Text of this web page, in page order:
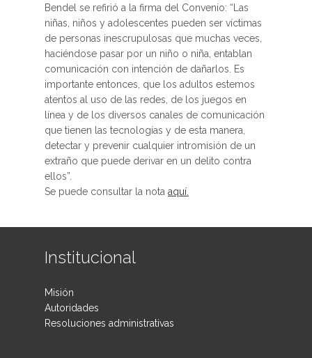
Bendel se refirió a la firma del Convenio: “Las
niñas, niños y adolescentes pueden ser víctimas
de personas inescrupulosas que muchas veces,
haciéndose pasar por un niño o niña, entablan
comunicación con intención de dañarlos. Es
importante entonces, que los adultos estemos
atentos al uso de las redes, de los juegos en
línea y de los diversos canales de comunicación
que tienen las tecnologías y de esta manera,
detectar y prevenir cualquier intromisión de un
extraño que puede derivar en un delito contra
ellos”.
Se puede consultar la nota aquí.
Institucional
Misión
Autoridades
Resoluciones administrativas